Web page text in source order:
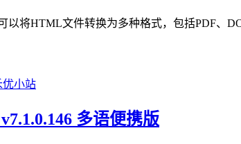
以将HTML文件转换为多种格式，包括PDF、
多语便携版